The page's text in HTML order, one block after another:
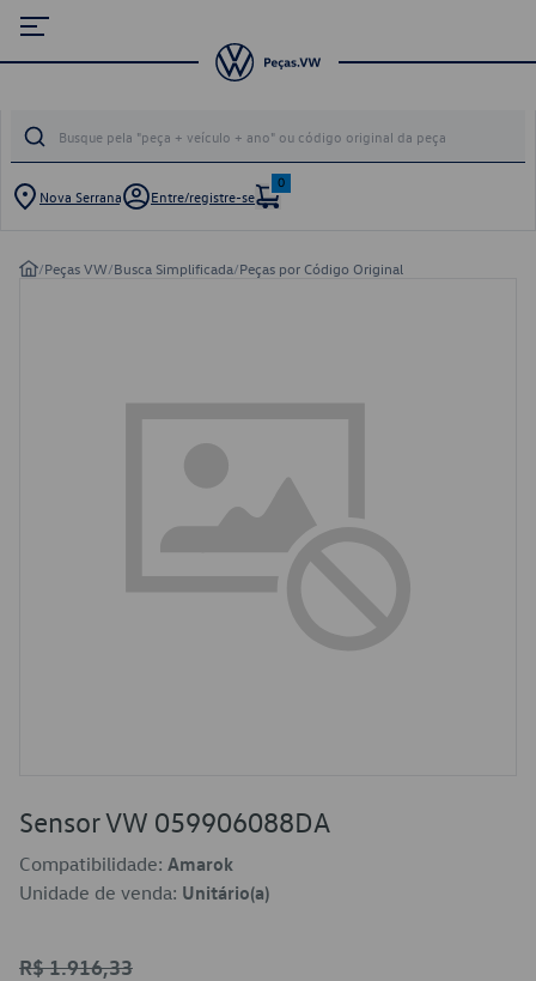
Nova Serrana Entre/registre-se
0
/Peças VW/Busca Simplificada/Peças por Código Original
Sensor VW 059906088DA
Compatibilidade: Amarok
Unidade de venda: Unitário(a)
R$ 1.916,33